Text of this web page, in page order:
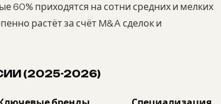
60% приходятся на сотни средних и мелких
растёт за счёт M&A сделок и
(2025-2026)